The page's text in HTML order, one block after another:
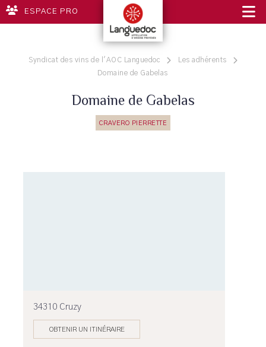
ESPACE PRO
Syndicat des vins de l'AOC Languedoc
Les adhérents
Domaine de Gabelas
Domaine de Gabelas
CRAVERO PIERRETTE
34310 Cruzy
OBTENIR UN ITINÉRAIRE